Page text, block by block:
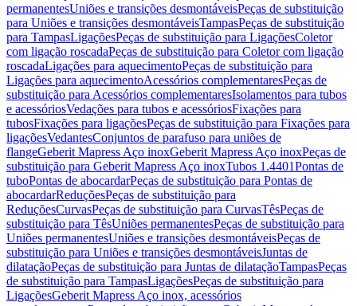
permanentesUniões e transições desmontáveisPeças de substituição
para Uniões e transições desmontáveisTampasPeças de substituição
para TampasLigaçõesPeças de substituição para LigaçõesColetor
com ligação roscadaPeças de substituição para Coletor com ligação
roscadaLigações para aquecimentoPeças de substituição para
Ligações para aquecimentoAcessórios complementaresPeças de
substituição para Acessórios complementaresIsolamentos para tubos
e acessóriosVedações para tubos e acessóriosFixações para
tubosFixações para ligaçõesPeças de substituição para Fixações para
ligaçõesVedantesConjuntos de parafuso para uniões de
flangeGeberit Mapress Aço inoxGeberit Mapress Aço inoxPeças de
substituição para Geberit Mapress Aço inoxTubos 1.4401Pontas de
tuboPontas de abocardarPeças de substituição para Pontas de
abocardarReduçõesPeças de substituição para
ReduçõesCurvasPeças de substituição para CurvasTêsPeças de
substituição para TêsUniões permanentesPeças de substituição para
Uniões permanentesUniões e transições desmontáveisPeças de
substituição para Uniões e transições desmontáveisJuntas de
dilataçãoPeças de substituição para Juntas de dilataçãoTampasPeças
de substituição para TampasLigaçõesPeças de substituição para
LigaçõesGeberit Mapress Aço inox, acessórios